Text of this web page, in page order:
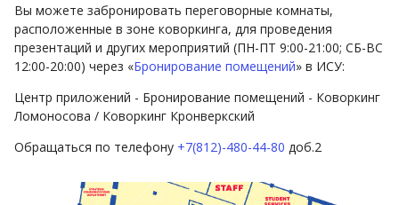
Вы можете забронировать переговорные комнаты,
расположенные в зоне коворкинга, для проведения
презентаций и других мероприятий (ПН-ПТ 9:00-21:00; СБ-ВС
12:00-20:00) через «Бронирование помещений» в ИСУ:
Центр приложений - Бронирование помещений - Коворкинг
Ломоносова / Коворкинг Кронверкский
Обращаться по телефону +7(812)-480-44-80 доб.2